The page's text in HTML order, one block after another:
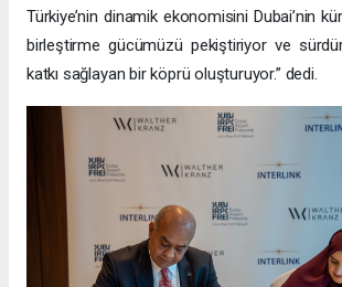
Türkiye’nin dinamik ekonomisini Dubai’nin
birleştirme gücümüzü pekiştiriyor ve
katkı sağlayan bir köprü oluşturuyor.” dedi.